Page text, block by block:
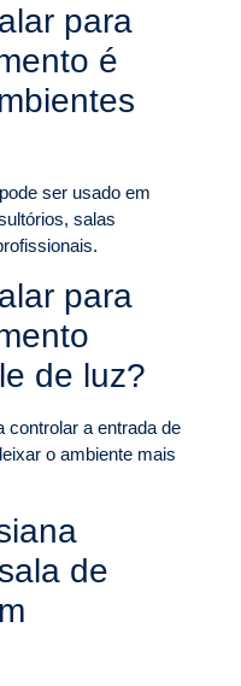
para
é
ser usado em
salas
para
de luz?
controlar a entrada de
o ambiente mais
de